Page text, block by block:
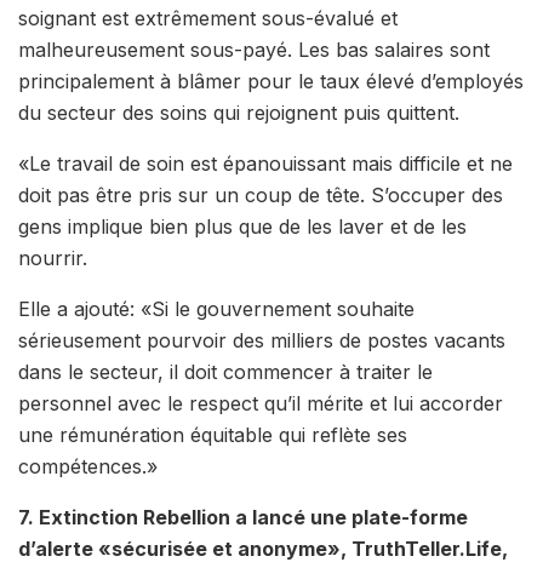
soignant est extrêmement sous-évalué et
malheureusement sous-payé. Les bas salaires sont
principalement à blâmer pour le taux élevé d’employés
du secteur des soins qui rejoignent puis quittent.
«Le travail de soin est épanouissant mais difficile et ne
doit pas être pris sur un coup de tête. S’occuper des
gens implique bien plus que de les laver et de les
nourrir.
Elle a ajouté: «Si le gouvernement souhaite
sérieusement pourvoir des milliers de postes vacants
dans le secteur, il doit commencer à traiter le
personnel avec le respect qu’il mérite et lui accorder
une rémunération équitable qui reflète ses
compétences.»
7. Extinction Rebellion a lancé une plate-forme
d’alerte «sécurisée et anonyme», TruthTeller.Life,